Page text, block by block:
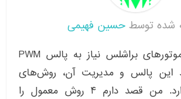
شده توسط حسین فهیمی
برای راه اندازی موتورهای براشلس نیاز به پالس PWM
این پالس و مدیریت آن، روش‌های
مختلفی وجود دارد. من قصد دارم ۴ روش معمول را